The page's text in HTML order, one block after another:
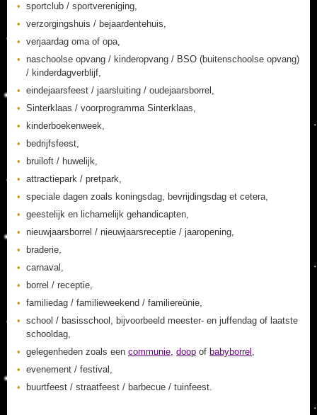
sportclub / sportvereniging,
verzorgingshuis / bejaardentehuis,
verjaardag oma of opa,
naschoolse opvang / kinderopvang / BSO (buitenschoolse opvang)
/ kinderdagverblijf,
eindejaarsfeest / jaarsluiting / oudejaarsborrel,
Sinterklaas / voorprogramma Sinterklaas,
kinderboekenweek,
bedrijfsfeest,
bruiloft / huwelijk,
attractiepark / pretpark,
speciale dagen zoals koningsdag, bevrijdingsdag et cetera,
geestelijk en lichamelijk gehandicapten,
nieuwjaarsborrel / nieuwjaarsreceptie / jaaropening,
braderie,
carnaval,
borrel / receptie,
familiedag / familieweekend / familiereünie,
school / basisschool, bijvoorbeeld meester- en juffendag of laatste
schooldag,
gelegenheden zoals een communie, doop of babyborrel ,
evenement / festival,
buurtfeest / straatfeest / barbecue / tuinfeest.